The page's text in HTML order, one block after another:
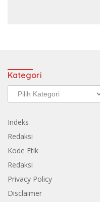
Kategori
Kategori
Indeks
Redaksi
Kode Etik
Redaksi
Privacy Policy
Disclaimer